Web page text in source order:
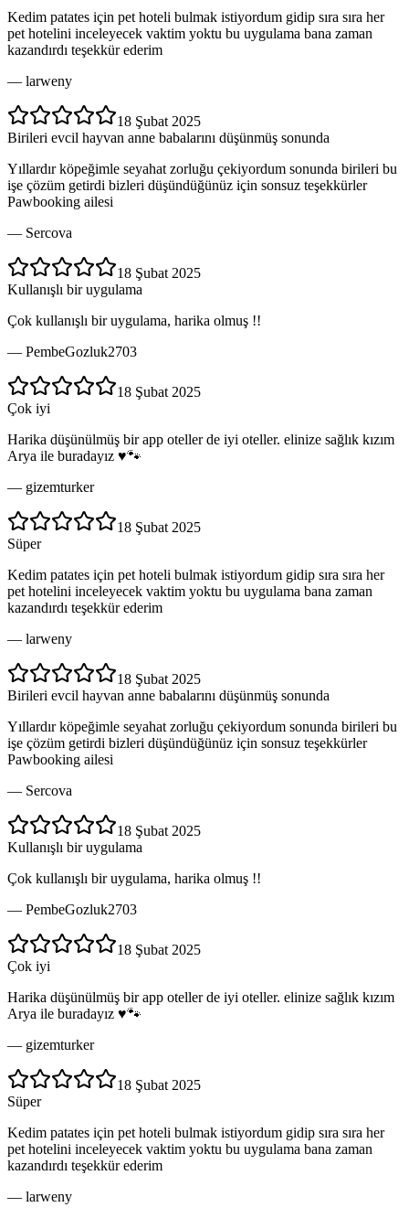
Kedim patates için pet hoteli bulmak istiyordum gidip sıra sıra her
pet hotelini inceleyecek vaktim yoktu bu uygulama bana zaman
kazandırdı teşekkür ederim
— larweny
18 Şubat 2025
Birileri evcil hayvan anne babalarını düşünmüş sonunda
Yıllardır köpeğimle seyahat zorluğu çekiyordum sonunda birileri bu
işe çözüm getirdi bizleri düşündüğünüz için sonsuz teşekkürler
Pawbooking ailesi
— Sercova
18 Şubat 2025
Kullanışlı bir uygulama
Çok kullanışlı bir uygulama, harika olmuş !!
— PembeGozluk2703
18 Şubat 2025
Çok iyi
Harika düşünülmüş bir app oteller de iyi oteller. elinize sağlık kızım
Arya ile buradayız ♥️🐾
— gizemturker
18 Şubat 2025
Süper
Kedim patates için pet hoteli bulmak istiyordum gidip sıra sıra her
pet hotelini inceleyecek vaktim yoktu bu uygulama bana zaman
kazandırdı teşekkür ederim
— larweny
18 Şubat 2025
Birileri evcil hayvan anne babalarını düşünmüş sonunda
Yıllardır köpeğimle seyahat zorluğu çekiyordum sonunda birileri bu
işe çözüm getirdi bizleri düşündüğünüz için sonsuz teşekkürler
Pawbooking ailesi
— Sercova
18 Şubat 2025
Kullanışlı bir uygulama
Çok kullanışlı bir uygulama, harika olmuş !!
— PembeGozluk2703
18 Şubat 2025
Çok iyi
Harika düşünülmüş bir app oteller de iyi oteller. elinize sağlık kızım
Arya ile buradayız ♥️🐾
— gizemturker
18 Şubat 2025
Süper
Kedim patates için pet hoteli bulmak istiyordum gidip sıra sıra her
pet hotelini inceleyecek vaktim yoktu bu uygulama bana zaman
kazandırdı teşekkür ederim
— larweny